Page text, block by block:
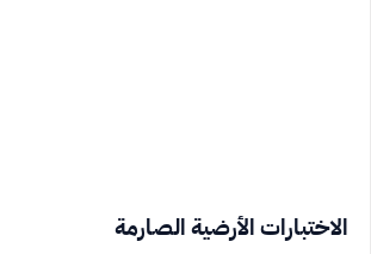
الاختبارات الأرضية الصارمة